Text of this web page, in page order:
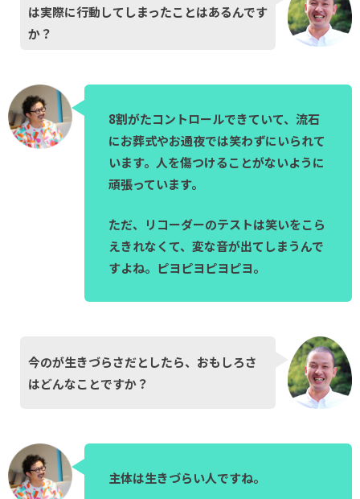
は実際に行動してしまったことはあるんです
か？
8割がたコントロールできていて、流石
にお葬式やお通夜では笑わずにいられて
います。人を傷つけることがないように
頑張っています。
ただ、リコーダーのテストは笑いをこら
えきれなくて、変な音が出てしまうんで
すよね。ピヨピヨピヨピヨ。
今のが生きづらさだとしたら、おもしろさ
はどんなことですか？
主体は生きづらい人ですね。